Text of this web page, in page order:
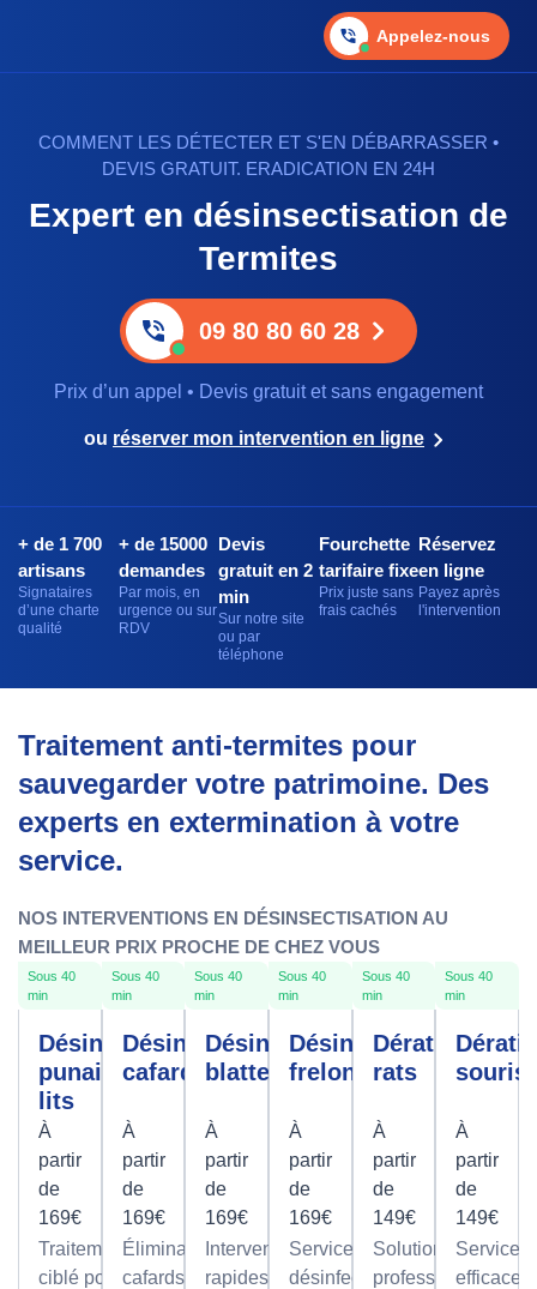
Appelez-nous
COMMENT LES DÉTECTER ET S'EN DÉBARRASSER •
DEVIS GRATUIT. ERADICATION EN 24H
Expert en désinsectisation de
Termites
09 80 80 60 28
Prix d’un appel • Devis gratuit et sans engagement
ou réserver mon intervention en ligne
+ de 1 700
artisans
Signataires
d’une charte
qualité
+ de 15000
demandes
Par mois, en
urgence ou sur
RDV
Devis
gratuit en 2
min
Sur notre site
ou par
téléphone
Fourchette
tarifaire fixe
Prix juste sans
frais cachés
Réservez
en ligne
Payez après
l'intervention
Traitement anti-termites pour
sauvegarder votre patrimoine. Des
experts en extermination à votre
service.
NOS INTERVENTIONS EN DÉSINSECTISATION AU
MEILLEUR PRIX PROCHE DE CHEZ VOUS
Sous 40
min
Désinfection
punaises de
lits
À
partir
de
169€
Traitement
ciblé pour
Sous 40
min
Désinfection
cafards
À
partir
de
169€
Élimination des
cafards avec des
Sous 40
min
Désinfection
blattes
À
partir
de
169€
Interventions
rapides et
Sous 40
min
Désinfection
frelons
À
partir
de
169€
Services de
désinfection
Sous 40
min
Dératisation
rats
À
partir
de
149€
Solutions
professionnelles
Sous 40
min
souris
À
partir
de
149€
Services
efficaces